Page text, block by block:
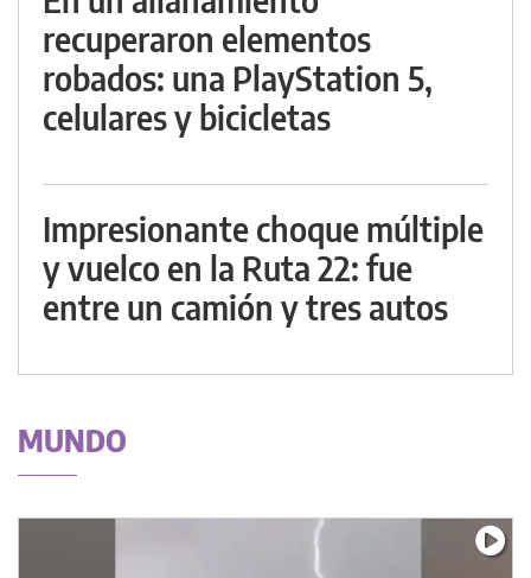
recuperaron elementos
robados: una PlayStation 5,
celulares y bicicletas
Impresionante choque múltiple
y vuelco en la Ruta 22: fue
entre un camión y tres autos
MUNDO